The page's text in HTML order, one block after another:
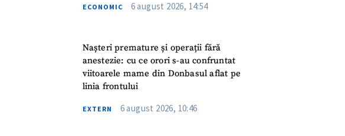
ECONOMIC 6 august 2026, 14:54
Nașteri premature și operații fără
anestezie: cu ce orori s-au confruntat
viitoarele mame din Donbasul aflat pe
linia frontului
EXTERN 6 august 2026, 10:46
+ Emailul meu
+ Telefon personal
Am citit și sunt de acord cupolitica de
TRIMITE ȘTIREA